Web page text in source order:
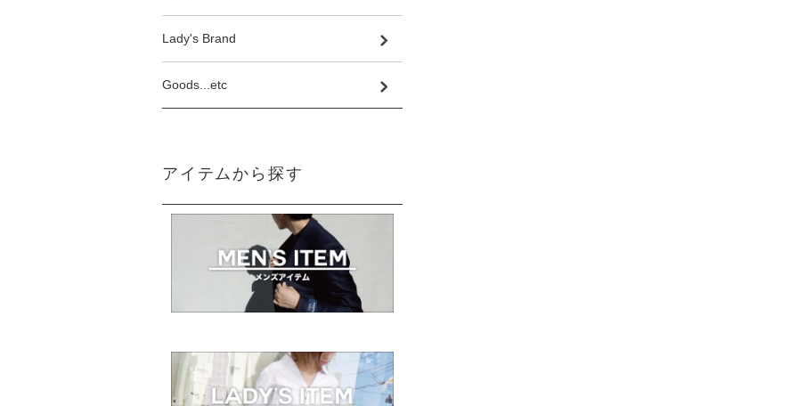
Lady's Brand
Goods...etc
アイテムから探す